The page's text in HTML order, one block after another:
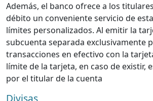
Además, el banco ofrece a los
débito un conveniente servicio de
límites personalizados. Al emitir la
subcuenta separada exclusivamente
transacciones en efectivo con la
límite de la tarjeta, en caso de existir,
por el titular de la cuenta